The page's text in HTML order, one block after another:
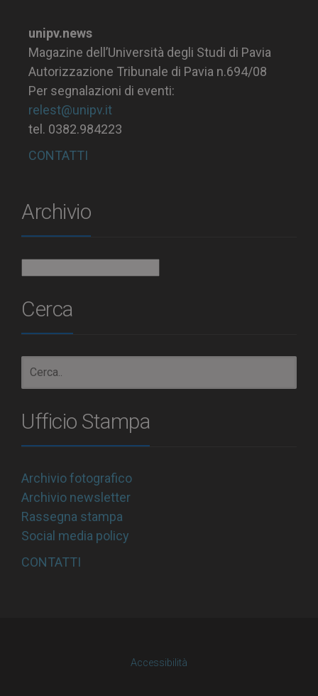
unipv.news
Magazine dell’Università degli Studi di Pavia
Autorizzazione Tribunale di Pavia n.694/08
Per segnalazioni di eventi:
relest@unipv.it
tel. 0382.984223
CONTATTI
Archivio
Cerca
Ufficio Stampa
Archivio fotografico
Archivio newsletter
Rassegna stampa
Social media policy
CONTATTI
Accessibilità